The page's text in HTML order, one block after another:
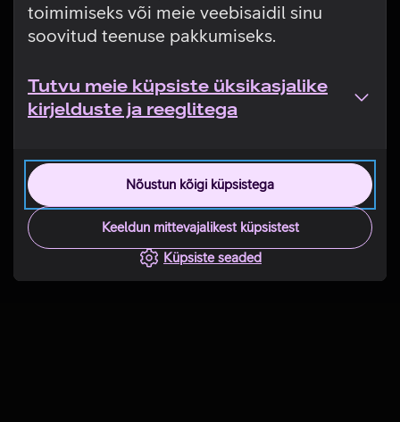
toimimiseks või meie veebisaidil sinu
soovitud teenuse pakkumiseks.
Tutvu meie küpsiste üksikasjalike
kirjelduste ja reeglitega
Nõustun kõigi küpsistega
Keeldun mittevajalikest küpsistest
Küpsiste seaded